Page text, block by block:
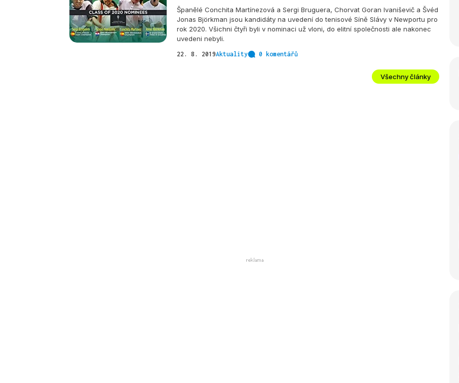
Španělé Conchita Martínezová a Sergi Bruguera, Chorvat Goran Ivaniševič a Švéd
Jonas Björkman jsou kandidáty na uvedení do tenisové Síně Slávy v Newportu pro
rok 2020. Všichni čtyři byli v nominaci už vloni, do elitní společnosti ale nakonec
uvedeni nebyli.
22. 8. 2019Aktuality 0 komentářů
Všechny články